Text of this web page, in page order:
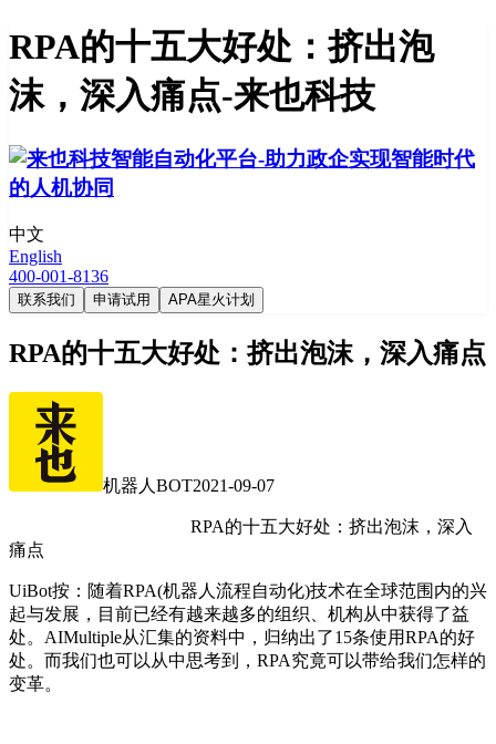
RPA的十五大好处：挤出泡
沫，深入痛点-来也科技
中文
English
400-001-8136
联系我们 申请试用 APA星火计划
RPA的十五大好处：挤出泡沫，深入痛点
机器人BOT2021-09-07
RPA的十五大好处：挤出泡沫，深入
痛点
UiBot按：随着RPA(机器人流程自动化)技术在全球范围内的兴
起与发展，目前已经有越来越多的组织、机构从中获得了益
处。AIMultiple从汇集的资料中，归纳出了15条使用RPA的好
处。而我们也可以从中思考到，RPA究竟可以带给我们怎样的
变革。